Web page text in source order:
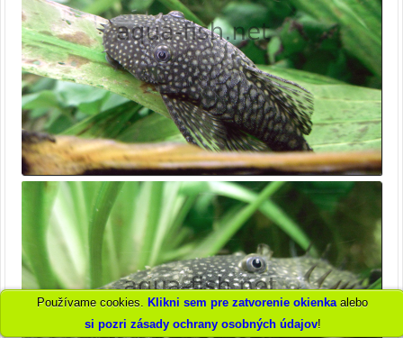
Používame cookies. Klikni sem pre zatvorenie okienka alebo
si pozri zásady ochrany osobných údajov!